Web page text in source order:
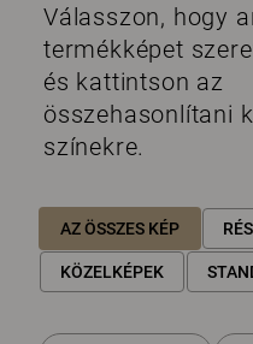
Válasszon, hogy
termékképet
és kattintson az
összehasonlítani
színekre.
AZ ÖSSZES KÉP
KÖZELKÉPEK